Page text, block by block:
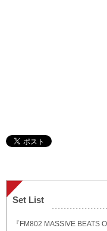
Set List
『FM802 MASSIVE BEATS